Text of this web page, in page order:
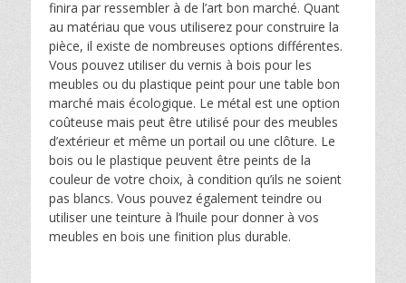
finira par ressembler à de l’art bon marché. Quant
au matériau que vous utiliserez pour construire la
pièce, il existe de nombreuses options différentes.
Vous pouvez utiliser du vernis à bois pour les
meubles ou du plastique peint pour une table bon
marché mais écologique. Le métal est une option
coûteuse mais peut être utilisé pour des meubles
d’extérieur et même un portail ou une clôture. Le
bois ou le plastique peuvent être peints de la
couleur de votre choix, à condition qu’ils ne soient
pas blancs. Vous pouvez également teindre ou
utiliser une teinture à l’huile pour donner à vos
meubles en bois une finition plus durable.